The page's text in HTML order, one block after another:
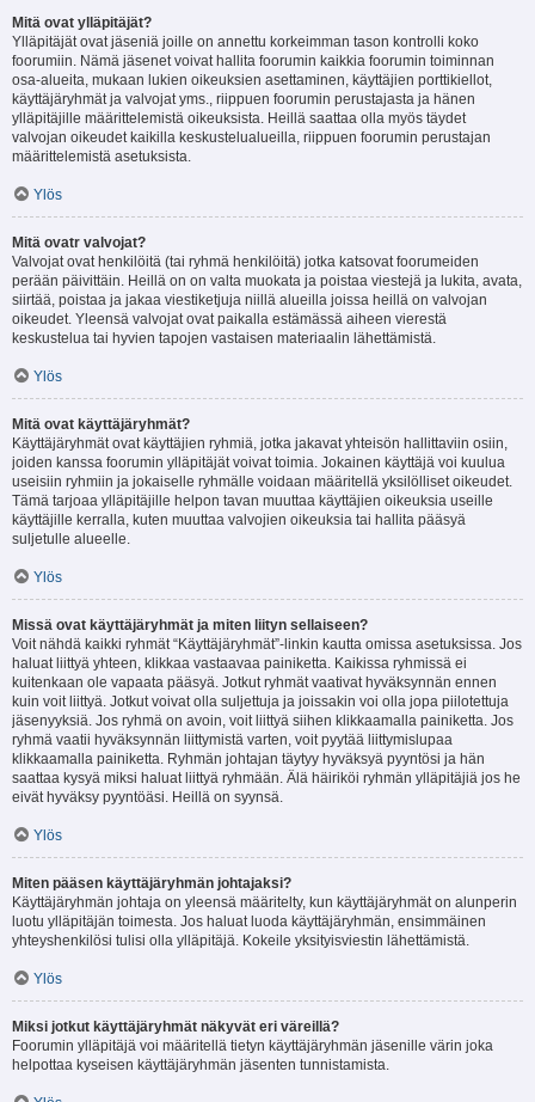
Mitä ovat ylläpitäjät?
Ylläpitäjät ovat jäseniä joille on annettu korkeimman tason kontrolli koko
foorumiin. Nämä jäsenet voivat hallita foorumin kaikkia foorumin toiminnan
osa-alueita, mukaan lukien oikeuksien asettaminen, käyttäjien porttikiellot,
käyttäjäryhmät ja valvojat yms., riippuen foorumin perustajasta ja hänen
ylläpitäjille määrittelemistä oikeuksista. Heillä saattaa olla myös täydet
valvojan oikeudet kaikilla keskustelualueilla, riippuen foorumin perustajan
määrittelemistä asetuksista.
Ylös
Mitä ovatr valvojat?
Valvojat ovat henkilöitä (tai ryhmä henkilöitä) jotka katsovat foorumeiden
perään päivittäin. Heillä on on valta muokata ja poistaa viestejä ja lukita, avata,
siirtää, poistaa ja jakaa viestiketjuja niillä alueilla joissa heillä on valvojan
oikeudet. Yleensä valvojat ovat paikalla estämässä aiheen vierestä
keskustelua tai hyvien tapojen vastaisen materiaalin lähettämistä.
Ylös
Mitä ovat käyttäjäryhmät?
Käyttäjäryhmät ovat käyttäjien ryhmiä, jotka jakavat yhteisön hallittaviin osiin,
joiden kanssa foorumin ylläpitäjät voivat toimia. Jokainen käyttäjä voi kuulua
useisiin ryhmiin ja jokaiselle ryhmälle voidaan määritellä yksilölliset oikeudet.
Tämä tarjoaa ylläpitäjille helpon tavan muuttaa käyttäjien oikeuksia useille
käyttäjille kerralla, kuten muuttaa valvojien oikeuksia tai hallita pääsyä
suljetulle alueelle.
Ylös
Missä ovat käyttäjäryhmät ja miten liityn sellaiseen?
Voit nähdä kaikki ryhmät “Käyttäjäryhmät”-linkin kautta omissa asetuksissa. Jos
haluat liittyä yhteen, klikkaa vastaavaa painiketta. Kaikissa ryhmissä ei
kuitenkaan ole vapaata pääsyä. Jotkut ryhmät vaativat hyväksynnän ennen
kuin voit liittyä. Jotkut voivat olla suljettuja ja joissakin voi olla jopa piilotettuja
jäsenyyksiä. Jos ryhmä on avoin, voit liittyä siihen klikkaamalla painiketta. Jos
ryhmä vaatii hyväksynnän liittymistä varten, voit pyytää liittymislupaa
klikkaamalla painiketta. Ryhmän johtajan täytyy hyväksyä pyyntösi ja hän
saattaa kysyä miksi haluat liittyä ryhmään. Älä häiriköi ryhmän ylläpitäjiä jos he
eivät hyväksy pyyntöäsi. Heillä on syynsä.
Ylös
Miten pääsen käyttäjäryhmän johtajaksi?
Käyttäjäryhmän johtaja on yleensä määritelty, kun käyttäjäryhmät on alunperin
luotu ylläpitäjän toimesta. Jos haluat luoda käyttäjäryhmän, ensimmäinen
yhteyshenkilösi tulisi olla ylläpitäjä. Kokeile yksityisviestin lähettämistä.
Ylös
Miksi jotkut käyttäjäryhmät näkyvät eri väreillä?
Foorumin ylläpitäjä voi määritellä tietyn käyttäjäryhmän jäsenille värin joka
helpottaa kyseisen käyttäjäryhmän jäsenten tunnistamista.